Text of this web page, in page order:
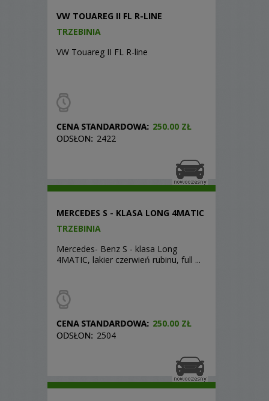
VW TOUAREG II FL R-LINE
TRZEBINIA
VW Touareg II FL R-line
250.00 ZŁ
2422
MERCEDES S - KLASA LONG 4MATIC
TRZEBINIA
Mercedes- Benz S - klasa Long
4MATIC, lakier czerwień rubinu, full ...
250.00 ZŁ
2504